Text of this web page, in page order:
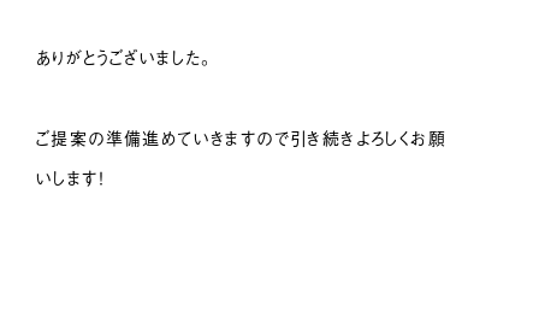
ありがとうございました。
ご提案の準備進めていきますので引き続きよろしくお願
いします！